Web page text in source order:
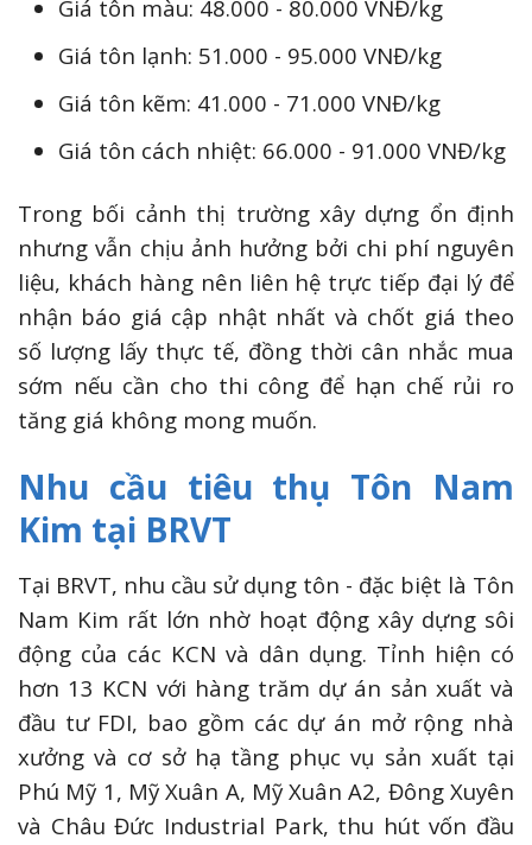
Giá tôn màu: 48.000 - 80.000 VNĐ/kg
Giá tôn lạnh: 51.000 - 95.000 VNĐ/kg
Giá tôn kẽm: 41.000 - 71.000 VNĐ/kg
Giá tôn cách nhiệt: 66.000 - 91.000 VNĐ/kg
Trong bối cảnh thị trường xây dựng ổn định
nhưng vẫn chịu ảnh hưởng bởi chi phí nguyên
liệu, khách hàng nên liên hệ trực tiếp đại lý để
nhận báo giá cập nhật nhất và chốt giá theo
số lượng lấy thực tế, đồng thời cân nhắc mua
sớm nếu cần cho thi công để hạn chế rủi ro
tăng giá không mong muốn.
Nhu cầu tiêu thụ Tôn Nam
Kim tại BRVT
Tại BRVT, nhu cầu sử dụng tôn - đặc biệt là Tôn
Nam Kim rất lớn nhờ hoạt động xây dựng sôi
động của các KCN và dân dụng. Tỉnh hiện có
hơn 13 KCN với hàng trăm dự án sản xuất và
đầu tư FDI, bao gồm các dự án mở rộng nhà
xưởng và cơ sở hạ tầng phục vụ sản xuất tại
Phú Mỹ 1, Mỹ Xuân A, Mỹ Xuân A2, Đông Xuyên
và Châu Đức Industrial Park, thu hút vốn đầu